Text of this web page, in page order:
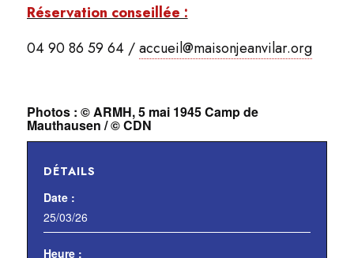
Réservation conseillée :
04 90 86 59 64 /accueil@maisonjeanvilar.org
Photos : © ARMH, 5 mai 1945 Camp de
Mauthausen / © CDN
DÉTAILS
Date :
25/03/26
Heure :